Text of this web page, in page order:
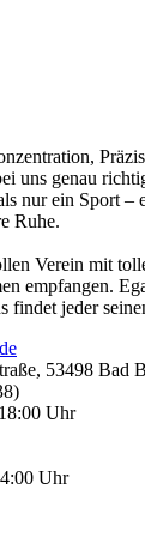
uns genau
nur ein Sport –
Ruhe.
Verein mit
empfangen.
findet jeder
53498 Bad
Uhr
Uhr